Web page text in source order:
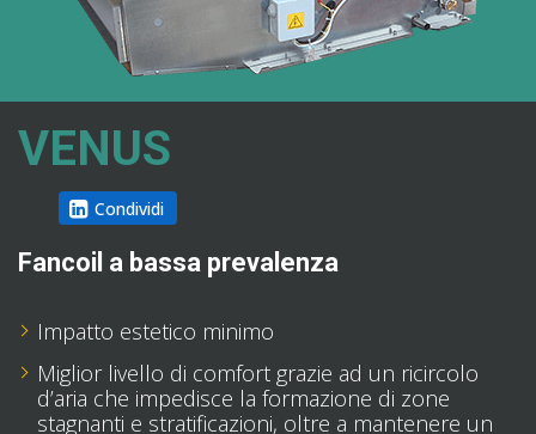
VENUS
Condividi
Fancoil a bassa prevalenza
Impatto estetico minimo
Miglior livello di comfort grazie ad un ricircolo
d’aria che impedisce la formazione di zone
stagnanti e stratificazioni, oltre a mantenere un